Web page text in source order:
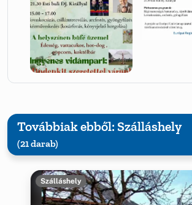
Továbbiak ebből: Szálláshely
(21 darab)
Szálláshely